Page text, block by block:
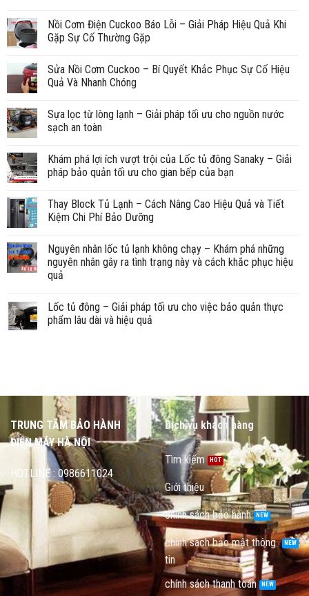
Nồi Cơm Điện Cuckoo Báo Lỗi – Giải Pháp Hiệu Quả Khi
Gặp Sự Cố Thường Gặp
Sửa Nồi Cơm Cuckoo – Bí Quyết Khắc Phục Sự Cố Hiệu
Quả Và Nhanh Chóng
Sựa lọc từ lòng lạnh – Giải pháp tối ưu cho nguồn nước
sạch an toàn
Khám phá lợi ích vượt trội của Lốc tủ đông Sanaky – Giải
pháp bảo quản tối ưu cho gian bếp của bạn
Thay Block Tủ Lạnh – Cách Nâng Cao Hiệu Quả và Tiết
Kiệm Chi Phí Bảo Dưỡng
Nguyên nhân lốc tủ lạnh không chạy – Khám phá những
nguyên nhân gây ra tình trạng này và cách khắc phục hiệu
quả
Lốc tủ đông – Giải pháp tối ưu cho việc bảo quản thực
phẩm lâu dài và hiệu quả
TRUNG TÂM BẢO HÀNH
ĐIỆN MÁY HÀ NỘI
HOTLINE : 0986611024
Dịch vụ khách hàng
Tìm kiếm
Giới thiệu
chính sách bảo hành
chính sách bảo mật thông
tin
chính sách thanh toán